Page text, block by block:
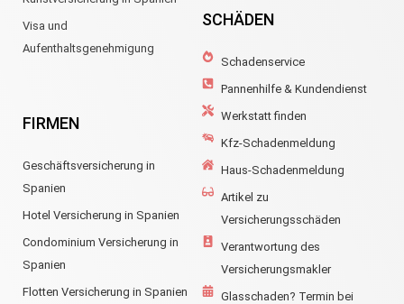
Visa und
Aufenthaltsgenehmigung
FIRMEN
Geschäftsversicherung in
Spanien
Hotel Versicherung in Spanien
Condominium Versicherung in
Spanien
Flotten Versicherung in Spanien
SCHÄDEN
Schadenservice
Pannenhilfe & Kundendienst
Werkstatt finden
Kfz-Schadenmeldung
Haus-Schadenmeldung
Artikel zu
Versicherungsschäden
Verantwortung des
Versicherungsmakler
Glasschaden? Termin bei